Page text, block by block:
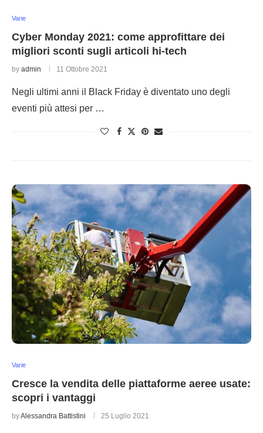
Varie
Cyber Monday 2021: come approfittare dei
migliori sconti sugli articoli hi-tech
by admin 11 Ottobre 2021
Negli ultimi anni il Black Friday è diventato uno degli
eventi più attesi per …
Varie
Cresce la vendita delle piattaforme aeree usate:
scopri i vantaggi
byAlessandra Battistini 25 Luglio 2021